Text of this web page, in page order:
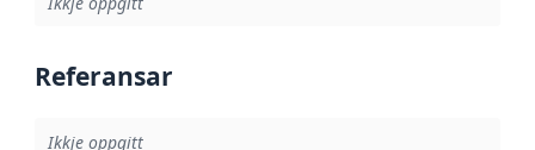
Referansar
Ikkje oppgitt